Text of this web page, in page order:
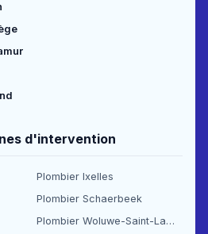
d'intervention
Plombier Ixelles
Plombier Schaerbeek
Plombier Woluwe-Saint-Lambert